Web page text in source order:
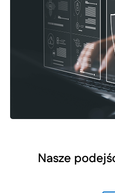
Nasze